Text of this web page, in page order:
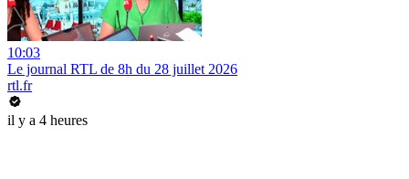
10:03
Le journal RTL de 8h du 28 juillet 2026
rtl.fr
il y a 4 heures